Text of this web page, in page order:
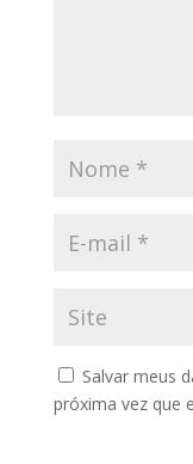
Salvar meus
próxima vez que